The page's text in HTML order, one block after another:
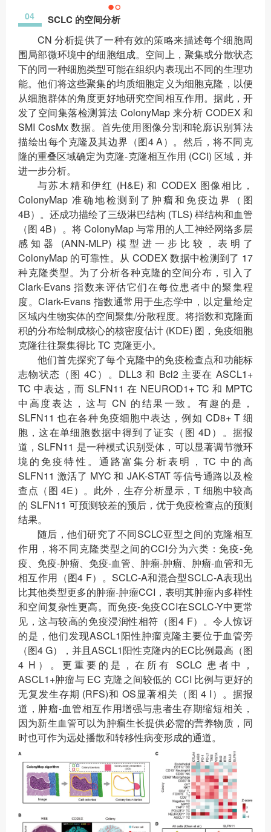
04 SCLC 的空间分析
CN 分析提供了一种有效的策略来描述每个细胞周
围局部微环境中的细胞组成。空间上，聚集或分散状态
下的同一种细胞类型可能在组织内表现出不同的生理功
能。他们将这些聚集的均质细胞定义为细胞克隆，以便
从细胞群体的角度更好地研究空间相互作用。据此，开
发了空间集落检测算法 ColonyMap 来分析 CODEX 和
SMI CosMx 数据。首先使用图像分割和轮廓识别算法
描绘出每个克隆及其边界（图4 A）。然后，将不同克
隆的重叠区域确定为克隆-克隆相互作用 (CCI) 区域，并
进一步分析。
与苏木精和伊红 (H&E) 和 CODEX 图像相比，
ColonyMap 准确地检测到了肿瘤和免疫边界（图
4B）。还成功描绘了三级淋巴结构 (TLS) 样结构和血管
（图 4B）。将 ColonyMap 与常用的人工神经网络多层
感知器 (ANN-MLP) 模型进一步比较，表明了
ColonyMap 的可靠性。从 CODEX 数据中检测到了 17
种克隆类型。为了分析各种克隆的空间分布，引入了
Clark-Evans 指数来评估它们在每位患者中的聚集程
度。Clark-Evans 指数通常用于生态学中，以定量给定
区域内生物实体的空间聚集/分散程度。将指数和克隆面
积的分布绘制成核心的核密度估计 (KDE) 图，免疫细胞
克隆往往聚集得比 TC 克隆更小。
他们首先探究了每个克隆中的免疫检查点和功能标
志物状态（图 4C）。DLL3 和 Bcl2 主要在 ASCL1+
TC 中表达，而 SLFN11 在 NEUROD1+ TC 和 MPTC
中高度表达，这与 CN 的结果一致。有趣的是，
SLFN11 也在各种免疫细胞中表达，例如 CD8+ T 细
胞，这在单细胞数据中得到了证实（图 4D）。据报
道，SLFN11 是一种模式识别受体，可以显著调节微环
境的免疫特性。通路富集分析表明，TC 中的高
SLFN11 激活了 MYC 和 JAK-STAT 等信号通路以及检
查点（图 4E）。此外，生存分析显示，T 细胞中较高
的 SLFN11 可预测较差的预后，优于免疫检查点的预测
结果。
随后，他们研究了不同SCLC亚型之间的克隆相互
作用，将不同克隆类型之间的CCI分为六类：免疫-免
疫、免疫-肿瘤、免疫-血管、肿瘤-肿瘤、肿瘤-血管和无
相互作用（图4 F）。SCLC-A和混合型SCLC-A表现出
比其他类型更多的肿瘤-肿瘤CCI，表明其肿瘤内多样性
和空间复杂性更高。而免疫-免疫CCI在SCLC-Y中更常
见，这与较高的免疫浸润性相符（图4 F）。令人惊讶
的是，他们发现ASCL1阳性肿瘤克隆主要位于血管旁
（图4 G），并且ASCL1阳性克隆内的EC比例最高（图
4 H）。更重要的是，在所有 SCLC 患者中，
ASCL1+肿瘤与 EC 克隆之间较低的 CCI 比例与更好的
无复发生存期 (RFS)和 OS显著相关（图 4 I）。据报
道，肿瘤-血管相互作用增强与患者生存期缩短相关，
因为新生血管可以为肿瘤生长提供必需的营养物质，同
时也可作为远处播散和转移性病变形成的通道。